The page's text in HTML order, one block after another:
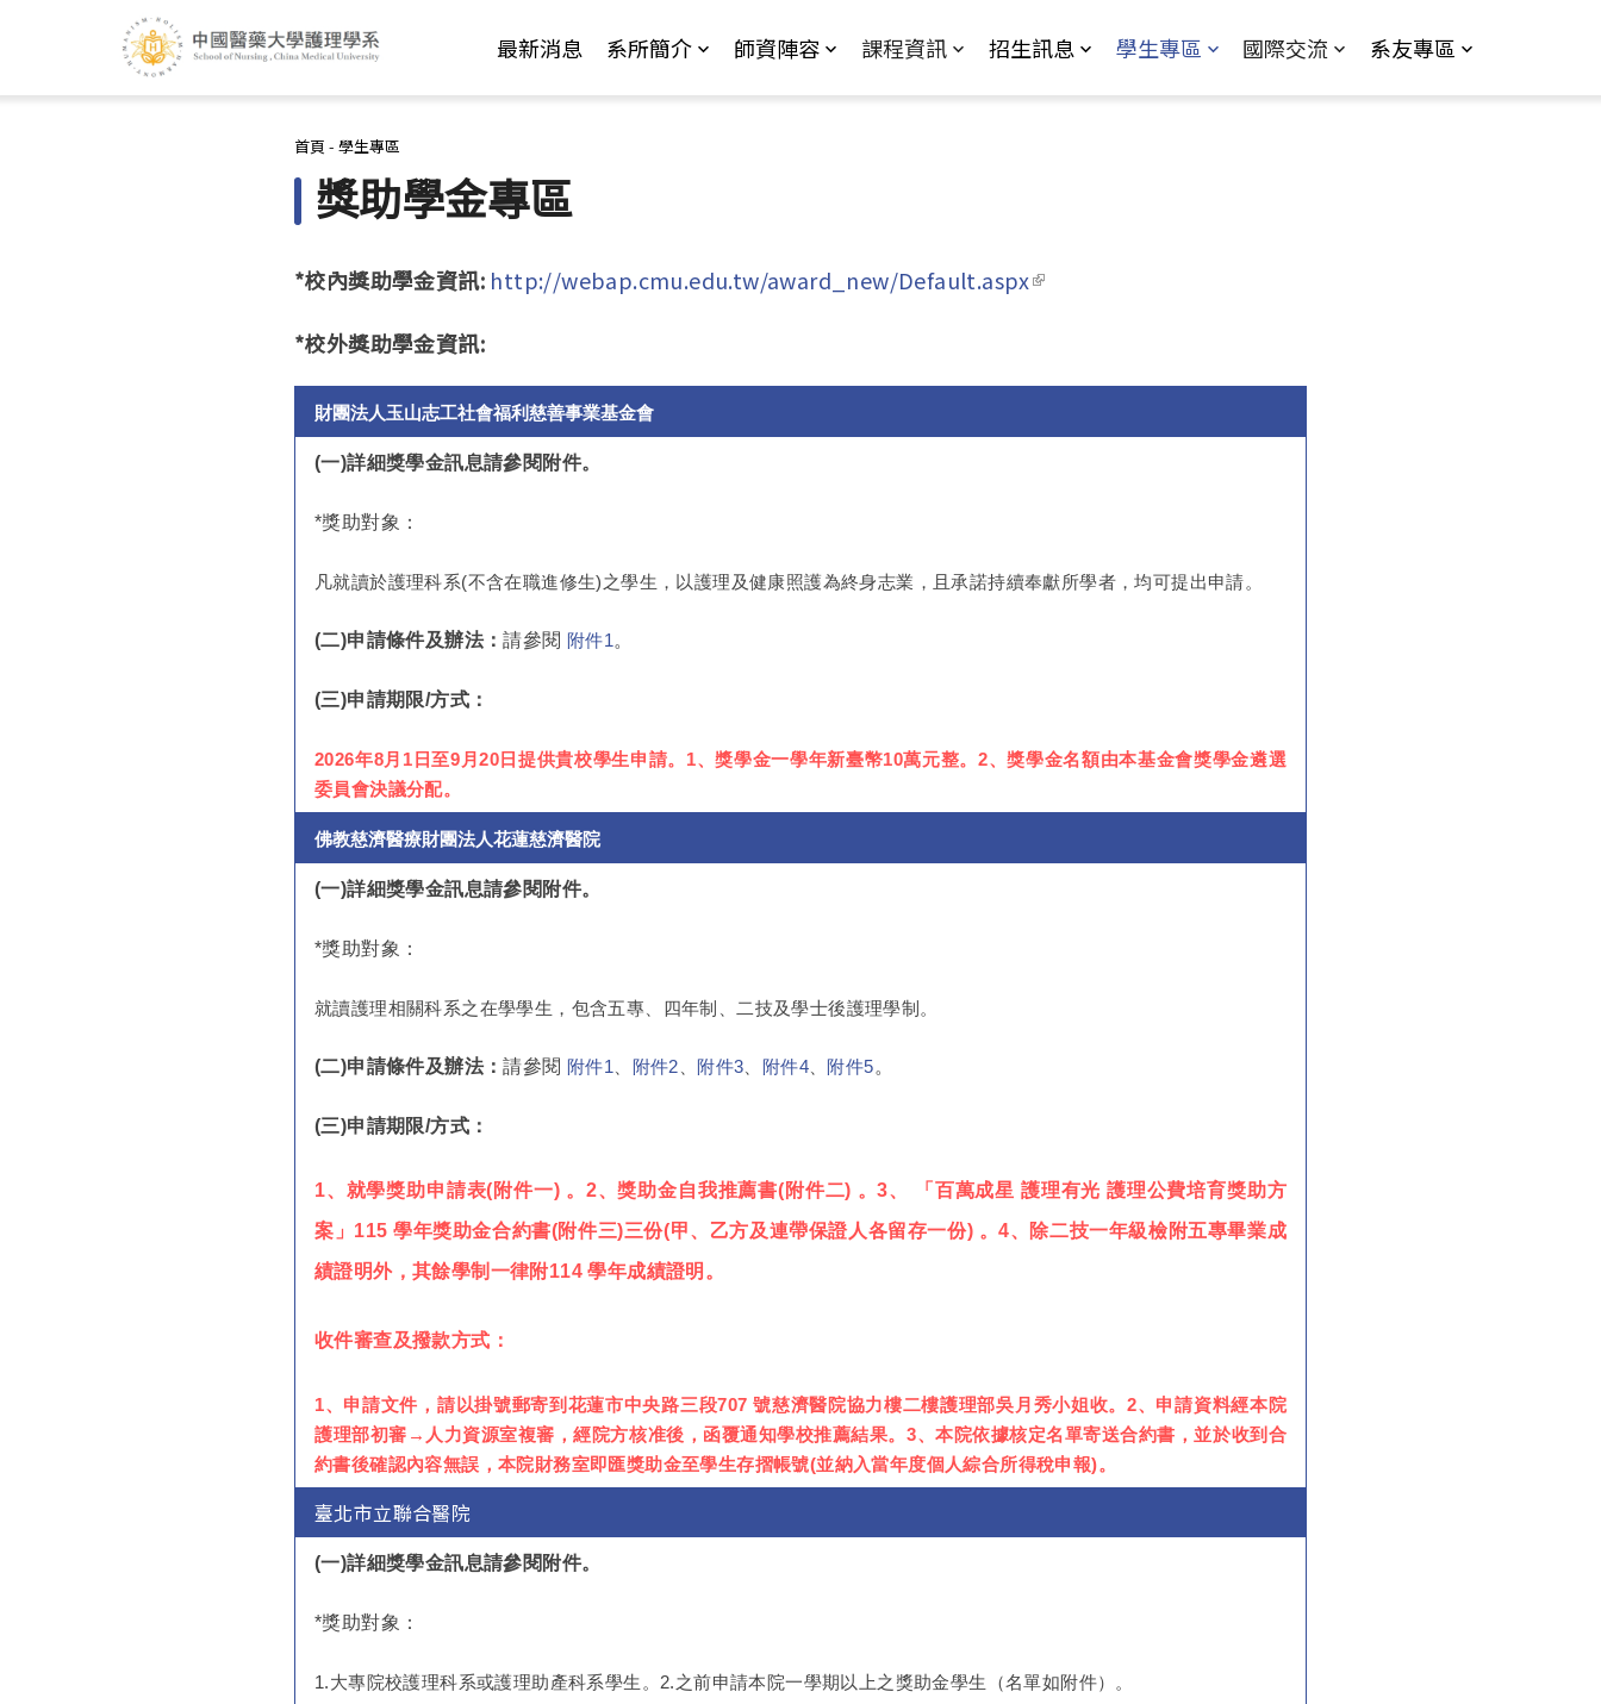
最新消息 系所簡介 師資陣容 課程資訊 招生訊息 學生專區 國際交流 系友專區
您在這裡
首頁 - 學生專區
獎助學金專區
*校內獎助學金資訊: http://webap.cmu.edu.tw/award_new/Default.aspx(link is external)
*校外獎助學金資訊:
財團法人玉山志工社會福利慈善事業基金會
(一)詳細獎學金訊息請參閱附件。
*獎助對象：
凡就讀於護理科系(不含在職進修生)之學生，以護理及健康照護為終身志業，且承諾持續奉獻所學者，均可提出申請。
(二)申請條件及辦法：請參閱 附件1。
(三)申請期限/方式：
2026年8月1日至9月20日提供貴校學生申請。1、獎學金一學年新臺幣10萬元整。2、獎學金名額由本基金會獎學金遴選
委員會決議分配。
佛教慈濟醫療財團法人花蓮慈濟醫院
(一)詳細獎學金訊息請參閱附件。
*獎助對象：
就讀護理相關科系之在學學生，包含五專、四年制、二技及學士後護理學制。
(二)申請條件及辦法：請參閱 附件1 附件2 附件3 附件4 附件5。
(三)申請期限/方式：
1、就學獎助申請表(附件一) 。2、獎助金自我推薦書(附件二) 。3、 「百萬成星 護理有光 護理公費培育獎助方
案」115 學年獎助金合約書(附件三)三份(甲、乙方及連帶保證人各留存一份) 。4、除二技一年級檢附五專畢業成
績證明外，其餘學制一律附114 學年成績證明。
收件審查及撥款方式：
1、申請文件，請以掛號郵寄到花蓮市中央路三段707 號慈濟醫院協力樓二樓護理部吳月秀小姐收。2、申請資料經本院
護理部初審→人力資源室複審，經院方核准後，函覆通知學校推薦結果。3、本院依據核定名單寄送合約書，並於收到合
約書後確認內容無誤，本院財務室即匯獎助金至學生存摺帳號(並納入當年度個人綜合所得稅申報)。
臺北市立聯合醫院
(一)詳細獎學金訊息請參閱附件。
*獎助對象：
1.大專院校護理科系或護理助產科系學生。2.之前申請本院一學期以上之獎助金學生（名單如附件）。